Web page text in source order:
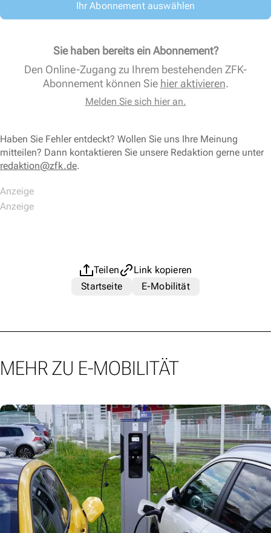
Ihr Abonnement auswählen
Sie haben bereits ein Abonnement?
Den Online-Zugang zu Ihrem bestehenden ZFK-
Abonnement können Sie hier aktivieren.
Melden Sie sich hier an.
Haben Sie Fehler entdeckt? Wollen Sie uns Ihre Meinung
mitteilen? Dann kontaktieren Sie unsere Redaktion gerne unter
redaktion@zfk.de.
Teilen
Link kopieren
Startseite
E-Mobilität
MEHR ZU E-MOBILITÄT